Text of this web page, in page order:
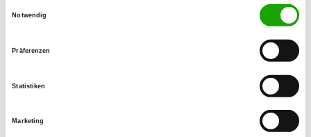
Notwendig
Präferenzen
Statistiken
Marketing
Details
Am Sportplatz 21